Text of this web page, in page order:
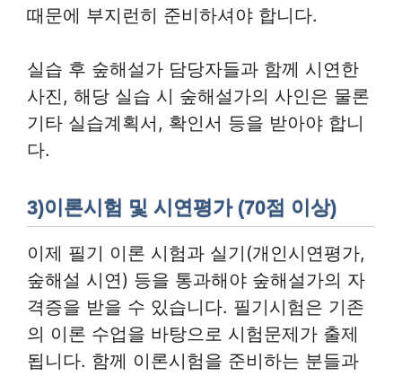
때문에 부지런히 준비하셔야 합니다.
실습 후 숲해설가 담당자들과 함께 시연한
사진, 해당 실습 시 숲해설가의 사인은 물론
기타 실습계획서, 확인서 등을 받아야 합니
다.
3)이론시험 및 시연평가 (70점 이상)
이제 필기 이론 시험과 실기(개인시연평가,
숲해설 시연) 등을 통과해야 숲해설가의 자
격증을 받을 수 있습니다. 필기시험은 기존
의 이론 수업을 바탕으로 시험문제가 출제
됩니다. 함께 이론시험을 준비하는 분들과